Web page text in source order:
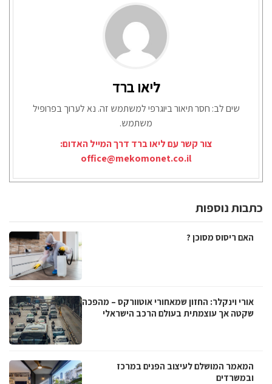
ליאו ברד
שים לב: חסר תיאור ביוגרפי למשתמש זה. נא לערוך בפרופיל
משתמש.
צור קשר עם ליאו ברד דרך המייל האדום:
office@mekomonet.co.il
כתבות נוספות
האם ריסוס מסוכן ?
אורי וינקלר: החזון שמאחורי אוטוורקס – מהפכה
שקטה אך עוצמתית בעולם הרכב הישראלי
המאמר המושלם לעיצוב הפנים במרכז
ובמשרדים